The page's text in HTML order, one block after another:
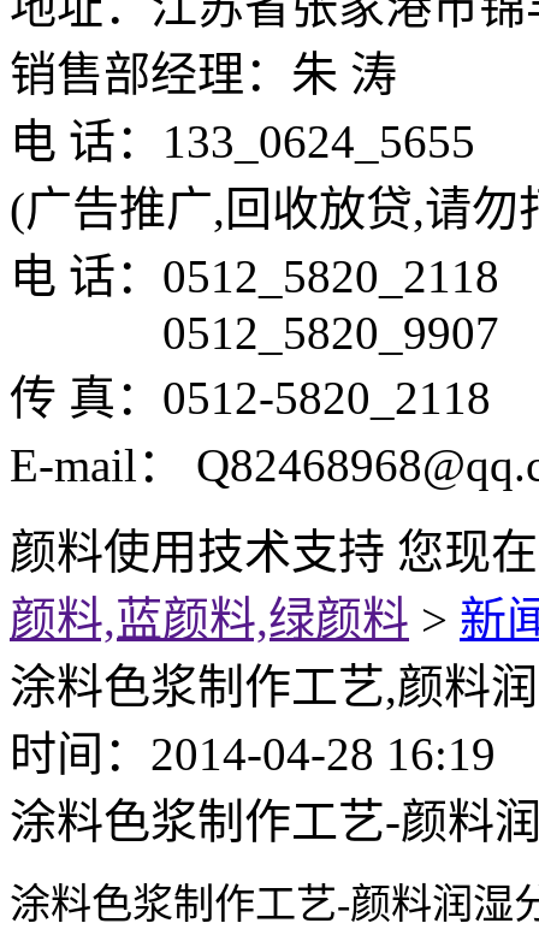
销售部经理：朱 涛
电 话：133_0624_5655
(广告推广,回收放贷,请勿
电 话：0512_5820_2118
0512_5820_9907
传 真：0512-5820_2118
E-mail：
颜料使用技术支持 您现
颜料,蓝颜料,绿颜料 > 新
涂料色浆制作工艺,颜料
时间：2014-04-28
涂料色浆制作工艺-颜料
涂料色浆制作工艺-颜料润湿